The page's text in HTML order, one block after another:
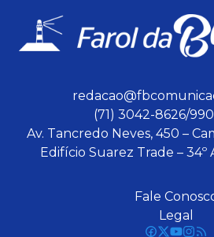
(71) 3042-8626/
Av. Tancredo Neves, 450 –
Edifício Suarez Trade – 34º
Fale
Legal